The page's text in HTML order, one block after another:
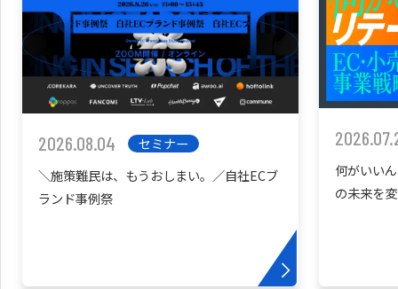
2026.08.04
セミナー
＼施策難民は、もうおしまい。／自社ECブ
ランド事例祭
何がいい
の未来を